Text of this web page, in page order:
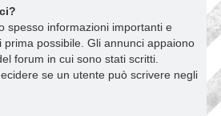
spesso informazioni importanti e
possibile. Gli annunci appaiono
forum in cui sono stati scritti.
se un utente può scrivere negli